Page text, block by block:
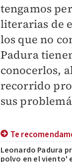
tengamos
literarias de
los que no
Padura
conocerlos,
recorrido
sus
Te
Leonardo Padura
polvo en el viento'